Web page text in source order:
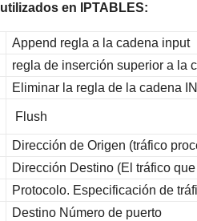
utilizados en IPTABLES:
Append regla a la cadena input
regla de inserción superior a la
Eliminar la regla de la cadena
Flush
Dirección de Origen (tráfico
Dirección Destino (El tráfico
Protocolo. Especificación de
Destino Número de puerto